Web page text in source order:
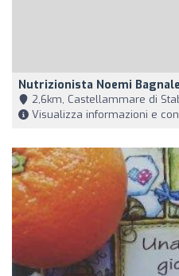
Nutrizionista Noemi Bagnale
2,6km, Castellammare di
Visualizza informazioni e